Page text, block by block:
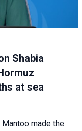
Shabia
at sea
made the